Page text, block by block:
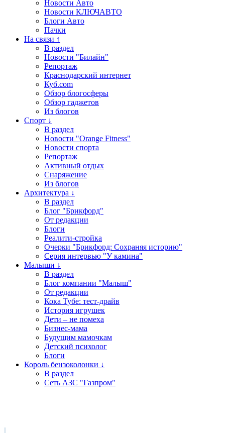
Новости Авто
Новости КЛЮЧАВТО
Блоги Авто
Пачки
На связи ↑
В раздел
Новости "Билайн"
Репортаж
Краснодарский интернет
Куб.com
Обзор блогосферы
Обзор гаджетов
Из блогов
Спорт ↓
В раздел
Новости "Orange Fitness"
Новости спорта
Репортаж
Активный отдых
Снаряжение
Из блогов
Архитектура ↓
В раздел
Блог "Брикфорд"
От редакции
Блоги
Реалити-стройка
Очерки "Брикфорд: Сохраняя историю"
Серия интервью "У камина"
Малыши ↓
В раздел
Блог компании "Малыш"
От редакции
Кока Тубе: тест-драйв
История игрушек
Дети – не помеха
Бизнес-мама
Будущим мамочкам
Детский психолог
Блоги
Король бензоколонки ↓
В раздел
Сеть АЗС "Газпром"